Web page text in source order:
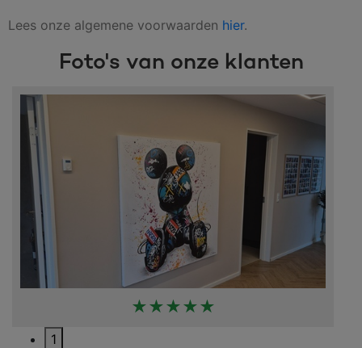
Lees onze algemene voorwaarden hier.
Foto's van onze klanten
★★★★★
1